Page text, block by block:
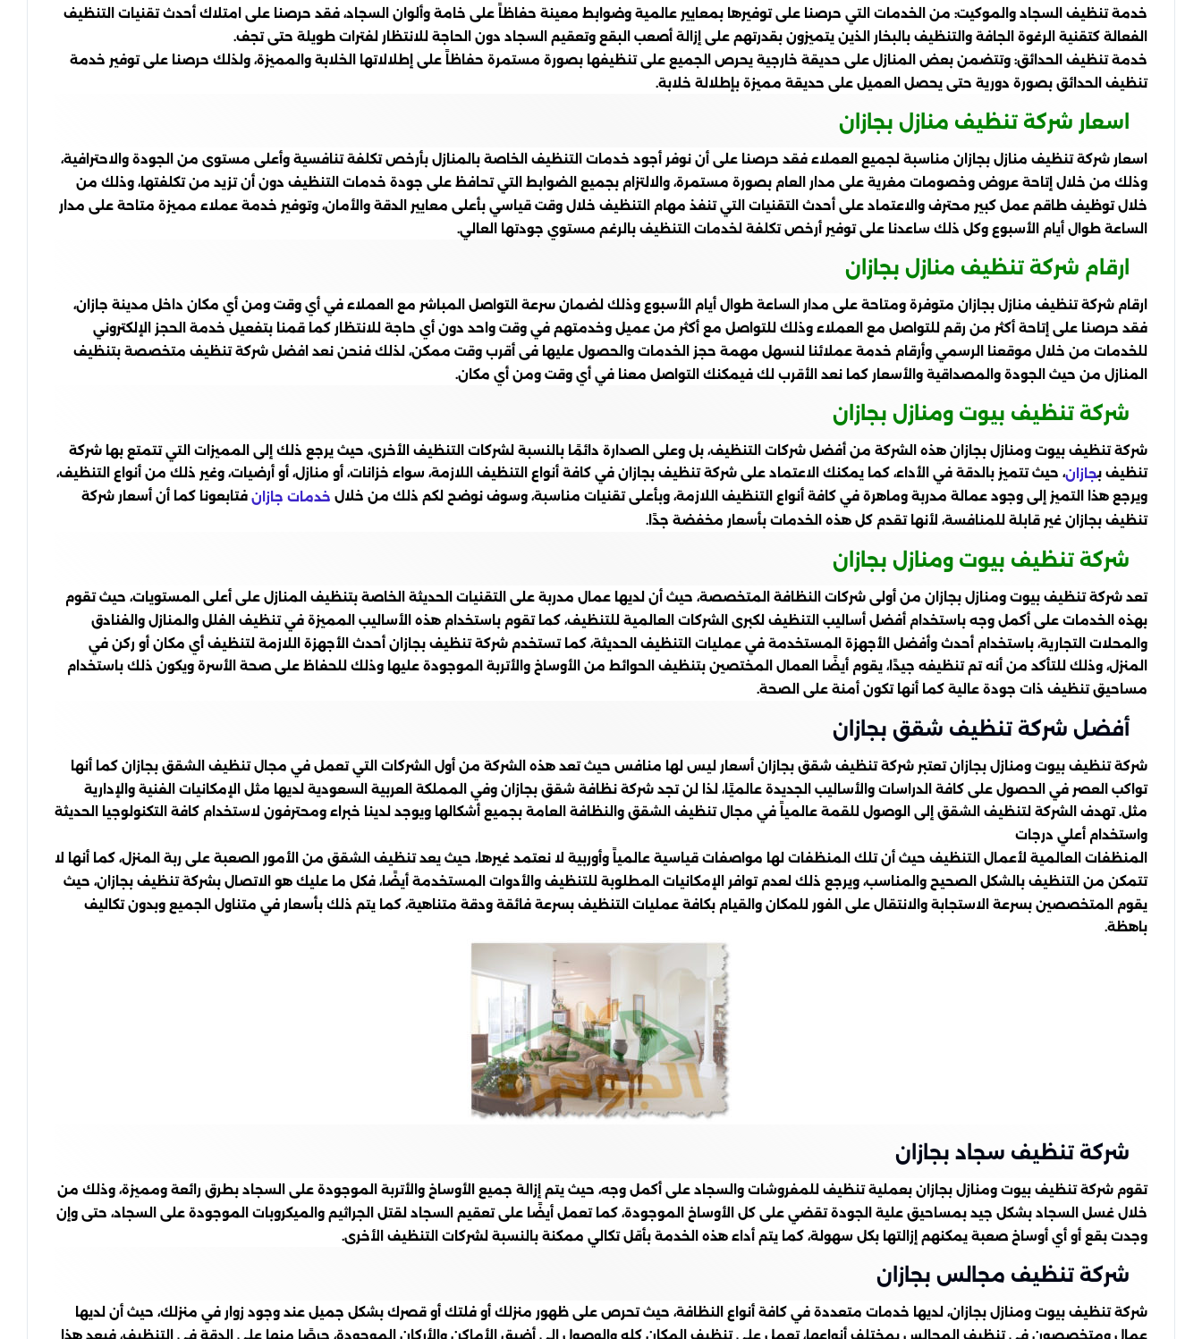
خدمة تنظيف السجاد والموكيت: من الخدمات التي حرصنا على توفيرها بمعايير عالمية وضوابط معينة حفاظاً على خامة وألوان السجاد، فقد حرصنا على امتلاك أحدث تقنيات التنظيف
الفعالة كتقنية الرغوة الجافة والتنظيف بالبخار الذين يتميزون بقدرتهم على إزالة أصعب البقع وتعقيم السجاد دون الحاجة للانتظار لفترات طويلة حتى تجف.
خدمة تنظيف الحدائق: وتتضمن بعض المنازل على حديقة خارجية يحرص الجميع على تنظيفها بصورة مستمرة حفاظاً على إطلالاتها الخلابة والمميزة، ولذلك حرصنا على توفير خدمة
تنظيف الحدائق بصورة دورية حتى يحصل العميل على حديقة مميزة بإطلالة خلابة.
اسعار شركة تنظيف منازل بجازان
اسعار شركة تنظيف منازل بجازان مناسبة لجميع العملاء فقد حرصنا على أن نوفر أجود خدمات التنظيف الخاصة بالمنازل بأرخص تكلفة تنافسية وأعلى مستوى من الجودة والاحترافية،
وذلك من خلال إتاحة عروض وخصومات مغرية على مدار العام بصورة مستمرة، والالتزام بجميع الضوابط التي تحافظ على جودة خدمات التنظيف دون أن تزيد من تكلفتها، وذلك من
خلال توظيف طاقم عمل كبير محترف والاعتماد على أحدث التقنيات التي تنفذ مهام التنظيف خلال وقت قياسي بأعلى معايير الدقة والأمان، وتوفير خدمة عملاء مميزة متاحة على مدار
الساعة طوال أيام الأسبوع وكل ذلك ساعدنا على توفير أرخص تكلفة لخدمات التنظيف بالرغم مستوي جودتها العالي.
ارقام شركة تنظيف منازل بجازان
ارقام شركة تنظيف منازل بجازان متوفرة ومتاحة على مدار الساعة طوال أيام الأسبوع وذلك لضمان سرعة التواصل المباشر مع العملاء في أي وقت ومن أي مكان داخل مدينة جازان،
فقد حرصنا على إتاحة أكثر من رقم للتواصل مع العملاء وذلك للتواصل مع أكثر من عميل وخدمتهم في وقت واحد دون أي حاجة للانتظار كما قمنا بتفعيل خدمة الحجز الإلكتروني
للخدمات من خلال موقعنا الرسمي وأرقام خدمة عملائنا لنسهل مهمة حجز الخدمات والحصول عليها فى أقرب وقت ممكن، لذلك فنحن نعد افضل شركة تنظيف متخصصة بتنظيف
المنازل من حيث الجودة والمصداقية والأسعار كما نعد الأقرب لك فيمكنك التواصل معنا في أي وقت ومن أي مكان.
شركة تنظيف بيوت ومنازل بجازان
شركة تنظيف بيوت ومنازل بجازان هذه الشركة من أفضل شركات التنظيف، بل وعلى الصدارة دائمًا بالنسبة لشركات التنظيف الأخرى، حيث يرجع ذلك إلى المميزات التي تتمتع بها شركة
تنظيف بجازان، حيث تتميز بالدقة في الأداء، كما يمكنك الاعتماد على شركة تنظيف بجازان في كافة أنواع التنظيف اللازمة، سواء خزانات، أو منازل، أو أرضيات، وغير ذلك من أنواع التنظيف،
ويرجع هذا التميز إلى وجود عمالة مدربة وماهرة في كافة أنواع التنظيف اللازمة، وبأعلى تقنيات مناسبة، وسوف نوضح لكم ذلك من خلال خدمات جازان فتابعونا كما أن أسعار شركة
تنظيف بجازان غير قابلة للمنافسة، لأنها تقدم كل هذه الخدمات بأسعار مخفضة جدًا.
شركة تنظيف بيوت ومنازل بجازان
تعد شركة تنظيف بيوت ومنازل بجازان من أولى شركات النظافة المتخصصة، حيث أن لديها عمال مدربة على التقنيات الحديثة الخاصة بتنظيف المنازل على أعلى المستويات، حيث تقوم
بهذه الخدمات على أكمل وجه باستخدام أفضل أساليب التنظيف لكبرى الشركات العالمية للتنظيف، كما تقوم باستخدام هذه الأساليب المميزة في تنظيف الفلل والمنازل والفنادق
والمحلات التجارية، باستخدام أحدث وأفضل الأجهزة المستخدمة في عمليات التنظيف الحديثة، كما تستخدم شركة تنظيف بجازان أحدث الأجهزة اللازمة لتنظيف أي مكان أو ركن في
المنزل، وذلك للتأكد من أنه تم تنظيفه جيدًا، يقوم أيضًا العمال المختصين بتنظيف الحوائط من الأوساخ والأتربة الموجودة عليها وذلك للحفاظ على صحة الأسرة ويكون ذلك باستخدام
مساحيق تنظيف ذات جودة عالية كما أنها تكون أمنة على الصحة.
أفضل شركة تنظيف شقق بجازان
شركة تنظيف بيوت ومنازل بجازان تعتبر شركة تنظيف شقق بجازان أسعار ليس لها منافس حيث تعد هذه الشركة من أول الشركات التي تعمل في مجال تنظيف الشقق بجازان كما أنها
تواكب العصر في الحصول على كافة الدراسات والأساليب الجديدة عالميًا، لذا لن تجد شركة نظافة شقق بجازان وفي المملكة العربية السعودية لديها مثل الإمكانيات الفنية والإدارية
مثل. تهدف الشركة لتنظيف الشقق إلى الوصول للقمة عالمياً في مجال تنظيف الشقق والنظافة العامة بجميع أشكالها ويوجد لدينا خبراء ومحترفون لاستخدام كافة التكنولوجيا الحديثة
واستخدام أعلي درجات
المنظفات العالمية لأعمال التنظيف حيث أن تلك المنظفات لها مواصفات قياسية عالمياً وأوربية لا نعتمد غيرها، حيث يعد تنظيف الشقق من الأمور الصعبة على ربة المنزل، كما أنها لا
تتمكن من التنظيف بالشكل الصحيح والمناسب، ويرجع ذلك لعدم توافر الإمكانيات المطلوبة للتنظيف والأدوات المستخدمة أيضًا، فكل ما عليك هو الاتصال بشركة تنظيف بجازان، حيث
يقوم المتخصصين بسرعة الاستجابة والانتقال على الفور للمكان والقيام بكافة عمليات التنظيف بسرعة فائقة ودقة متناهية، كما يتم ذلك بأسعار في متناول الجميع وبدون تكاليف
باهظة.
شركة تنظيف سجاد بجازان
تقوم شركة تنظيف بيوت ومنازل بجازان بعملية تنظيف للمفروشات والسجاد على أكمل وجه، حيث يتم إزالة جميع الأوساخ والأتربة الموجودة على السجاد بطرق رائعة ومميزة، وذلك من
خلال غسل السجاد بشكل جيد بمساحيق علية الجودة تقضي على كل الأوساخ الموجودة، كما تعمل أيضًا على تعقيم السجاد لقتل الجراثيم والميكروبات الموجودة على السجاد، حتى وإن
وجدت بقع أو أي أوساخ صعبة يمكنهم إزالتها بكل سهولة، كما يتم أداء هذه الخدمة بأقل تكالي ممكنة بالنسبة لشركات التنظيف الأخرى.
شركة تنظيف مجالس بجازان
شركة تنظيف بيوت ومنازل بجازان، لديها خدمات متعددة في كافة أنواع النظافة، حيث تحرص على ظهور منزلك أو فلتك أو قصرك بشكل جميل عند وجود زوار في منزلك، حيث أن لديها
عمال ومتخصصون في تنظيف المجالس بمختلف أنواعها، تعمل على تنظيف المكان كله والوصول إلى أضيق الأماكن والأركان الموجودة، حرصًا منها على الدقة في التنظيف، فيعد هذا